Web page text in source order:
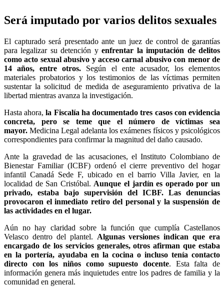
Será imputado por varios delitos sexuales
El capturado será presentado ante un juez de control de garantías
para legalizar su detención yenfrentar la imputación de delitos
como acto sexual abusivo y acceso carnal abusivo con menor de
14 años, entre otros. Según el ente acusador, los elementos
materiales probatorios y los testimonios de las víctimas permiten
sustentar la solicitud de medida de aseguramiento privativa de la
libertad mientras avanza la investigación.
Hasta ahora,la Fiscalía ha documentado tres casos con evidencia
concreta, pero se teme que el número de víctimas sea
mayor. Medicina Legal adelanta los exámenes físicos y psicológicos
correspondientes para confirmar la magnitud del daño causado.
Ante la gravedad de las acusaciones, el Instituto Colombiano de
Bienestar Familiar (ICBF) ordenó el cierre preventivo del hogar
infantil Canadá Sede F, ubicado en el barrio Villa Javier, en la
localidad de San Cristóbal. Aunque el jardín es operado por un
privado, estaba bajo supervisión del ICBF. Las denuncias
provocaron el inmediato retiro del personal y la suspensión de
las actividades en el lugar.
Aún no hay claridad sobre la función que cumplía Castellanos
Velasco dentro del plantel. Algunas versiones indican que era
encargado de los servicios generales, otros afirman que estaba
en la portería, ayudaba en la cocina o incluso tenía contacto
directo con los niños como supuesto docente. Esta falta de
información genera más inquietudes entre los padres de familia y la
comunidad en general.